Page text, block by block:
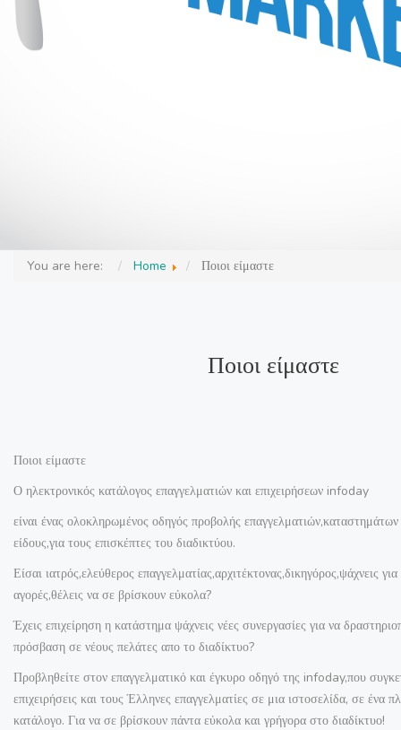
You are here: Home Ποιοι είμαστε
Ποιοι είμαστε
Ποιοι είμαστε
Ο ηλεκτρονικός κατάλογος επαγγελματιών και επιχειρήσεων infoday
είναι ένας ολοκληρωμένος οδηγός προβολής επαγγελματιών,καταστημάτων
είδους,για τους επισκέπτες του διαδικτύου.
Είσαι ιατρός,ελεύθερος επαγγελματίας,αρχιτέκτονας,δικηγόρος,ψάχνεις
αγορές,θέλεις να σε βρίσκουν εύκολα?
Έχεις επιχείρηση η κατάστημα ψάχνεις νέες συνεργασίες για να
πρόσβαση σε νέους πελάτες απο το διαδίκτυο?
Προβληθείτε στον επαγγελματικό και έγκυρο οδηγό της infoday,που
επιχειρήσεις και τους Έλληνες επαγγελματίες σε μια ιστοσελίδα, σε ένα
κατάλογο. Για να σε βρίσκουν πάντα εύκολα και γρήγορα στο διαδίκτυο!